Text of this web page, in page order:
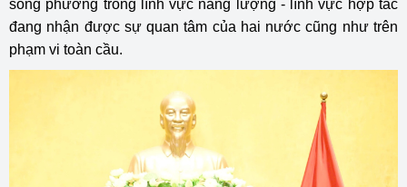
song phương trong lĩnh vực năng lượng - lĩnh vực hợp tác
đang nhận được sự quan tâm của hai nước cũng như trên
phạm vi toàn cầu.